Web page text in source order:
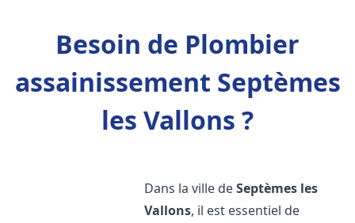
Besoin de Plombier
assainissement Septèmes
les Vallons ?
Dans la ville deSeptèmes les
Vallons, il est essentiel de